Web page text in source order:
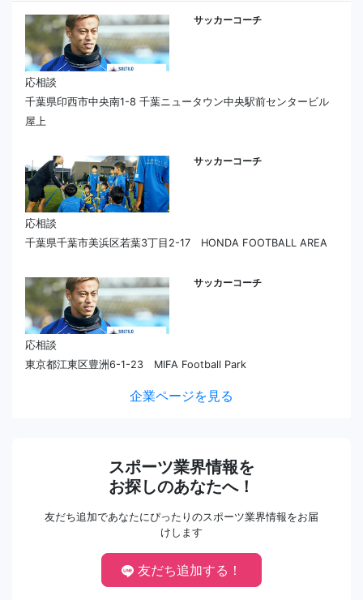
サッカーコーチ
応相談
千葉県印西市中央南1-8 千葉ニュータウン中央駅前センタービル
屋上
サッカーコーチ
応相談
千葉県千葉市美浜区若葉3丁目2-17 HONDA FOOTBALL AREA
サッカーコーチ
応相談
東京都江東区豊洲6-1-23 MIFA Football Park
企業ページを見る
スポーツ業界情報を
お探しのあなたへ！
友だち追加であなたにぴったりのスポーツ業界情報をお届
けします
友だち追加する！